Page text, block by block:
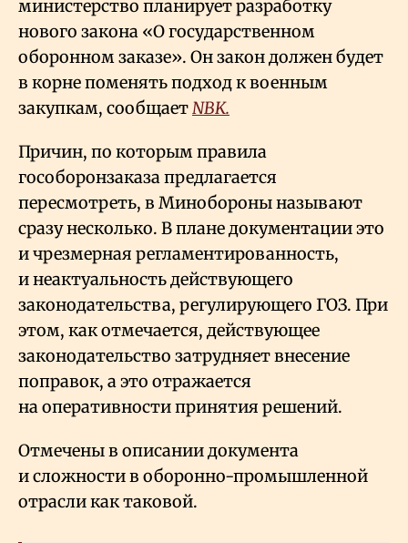
министерство планирует разработку
нового закона «О государственном
оборонном заказе». Он закон должен будет
в корне поменять подход к военным
закупкам, сообщаетNBK.
Причин, по которым правила
гособоронзаказа предлагается
пересмотреть, в Минобороны называют
сразу несколько. В плане документации это
и чрезмерная регламентированность,
и неактуальность действующего
законодательства, регулирующего ГОЗ. При
этом, как отмечается, действующее
законодательство затрудняет внесение
поправок, а это отражается
на оперативности принятия решений.
Отмечены в описании документа
и сложности в оборонно-промышленной
отрасли как таковой.